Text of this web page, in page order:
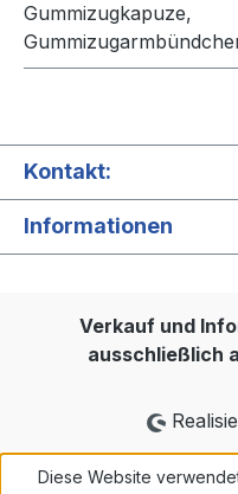
Gummizugkapuze,
Kontakt:
Informationen
Verkauf und
ausschließlich
Diese Website